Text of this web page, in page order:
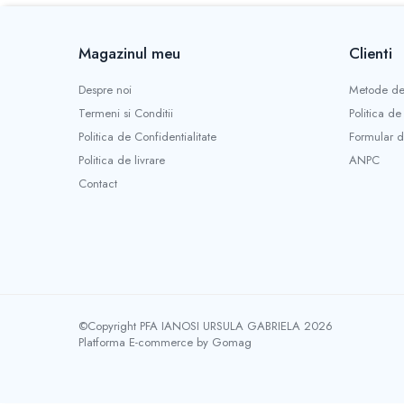
Patina Timpului
Cutii și Casete Bijuterii Handmade –
Corpuri de Iluminat și Lămpi Handmade
– Lumină cu Stil și Poveste
Nunta si botez
Magazinul meu
Despre noi
Termeni si Conditii
Politica de Confidentialitate
Politica de livrare
Contact
Clienti
Metode
Politica de
Formular
ANPC
©Copyright PFA IANOSI URSULA GABRIELA 2026
Platforma E-commerce by Gomag